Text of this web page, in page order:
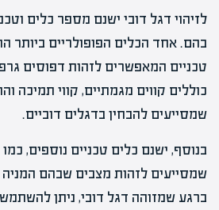
לזיהוי דגל דובי ישנם מספר כלים
בהם. אחד הכלים הפופולריים ביותר
טכניים המאפשרים לזהות דפוסים
כוללים קווים מגמתיים, קווי תמיכה
שמסייעים להבחין בדגלים דוביים.
בנוסף, ישנם כלים טכניים נוספים,
שמסייעים לזהות מצבים שבהם המניה
ברגע שמזוהה דגל דובי, ניתן